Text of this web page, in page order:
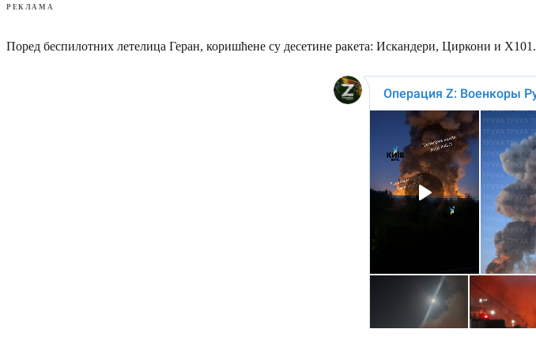
РЕКЛАМА
Поред беспилотних летелица Геран, коришћене су десетине ракета: Искандери, Циркони и Х101.